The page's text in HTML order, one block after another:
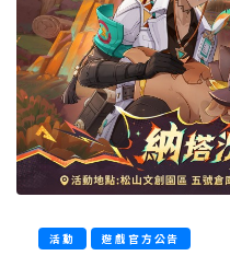
活動 遊戲官方公告